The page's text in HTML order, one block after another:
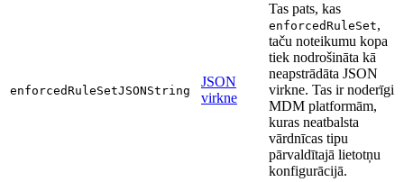
enforcedRuleSetJSONString
JSON
virkne
Tas pats, kas
enforcedRuleSet,
taču noteikumu kopa
tiek nodrošināta kā
neapstrādāta JSON
virkne. Tas ir noderīgi
MDM platformām,
kuras neatbalsta
vārdnīcas tipu
pārvaldītajā lietotņu
konfigurācijā.